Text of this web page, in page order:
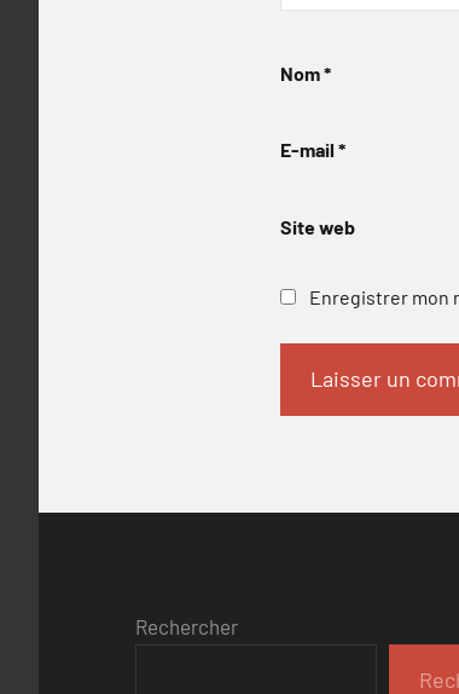
Nom*
E-mail *
Site web
Enregistrer mon
Rechercher